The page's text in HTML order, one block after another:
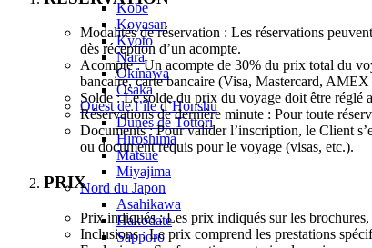
Kobe
Koyasan
Kyoto
Nara
Okinawa
Osaka
Ouest de l’île d’Honshu
Dunes de Tottori
Hiroshima
Matsue
Miyajima
Nord du Japon
Asahikawa
Hakodate
Sapporo
Modalités de réservation : Les réservations
dès réception d’un acompte.
Acompte : Un acompte de 30% du prix total du
bancaire, carte bancaire (Visa, Mastercard,
Solde : Le solde du prix du voyage doit être réglé
Réservations de dernière minute : Pour toute
Documents : Pour valider l’inscription, le Client
ou document requis pour le voyage (visas, etc.).
PRIX
Prix indiqués : Les prix indiqués sur les
Inclusions : Le prix comprend les prestations